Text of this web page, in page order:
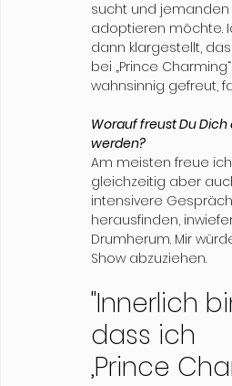
sucht und jemanden
adoptieren möchte.
dann klargestellt,
bei „Prince
wahnsinnig gefreut,
Worauf freust Du
werden?
Am meisten freue
gleichzeitig aber
intensivere
herausfinden,
Drumherum. Mir
Show abzuziehen.
"Innerlich
dass ich
‚Prince